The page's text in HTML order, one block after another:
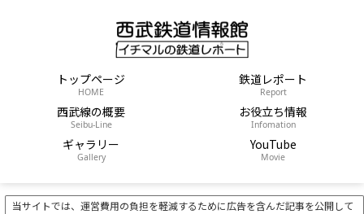
トップページ
HOME
鉄道レポート
Report
西武線の概要
Seibu-Line
お役立ち情報
Infomation
ギャラリー
Gallery
YouTube
Movie
当サイトでは、運営費用の負担を軽減するために広告を含んだ記事を公開して